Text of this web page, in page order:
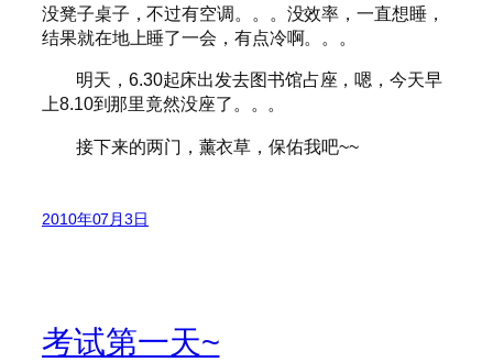
没凳子桌子，不过有空调。。。没效率，一直想睡，
结果就在地上睡了一会，有点冷啊。。。
明天，6.30起床出发去图书馆占座，嗯，今天早
上8.10到那里竟然没座了。。。
接下来的两门，薰衣草，保佑我吧~~
2010年07月3日
考试第一天~